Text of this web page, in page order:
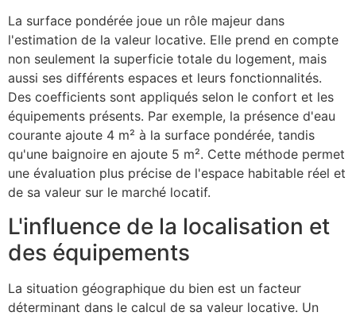
La surface pondérée joue un rôle majeur dans
l'estimation de la valeur locative. Elle prend en compte
non seulement la superficie totale du logement, mais
aussi ses différents espaces et leurs fonctionnalités.
Des coefficients sont appliqués selon le confort et les
équipements présents. Par exemple, la présence d'eau
courante ajoute 4 m² à la surface pondérée, tandis
qu'une baignoire en ajoute 5 m². Cette méthode permet
une évaluation plus précise de l'espace habitable réel et
de sa valeur sur le marché locatif.
L'influence de la localisation et
des équipements
La situation géographique du bien est un facteur
déterminant dans le calcul de sa valeur locative. Un